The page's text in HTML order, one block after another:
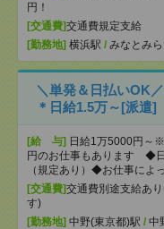
円！
[交通費]交通費規定支給
[勤務地] 横浜駅 / みなとみ
＼単発＆日払いOK
＊日給1.5万～[派遣]
[給 与] 日給1万5000円～
円のお仕事もあります ◆日
（規定あり）◆お仕事によ
[交通費]交通費別途支給あ
す)
[勤務地] 中野(東京都)駅 / 中